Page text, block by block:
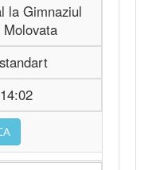
la Gimnaziul